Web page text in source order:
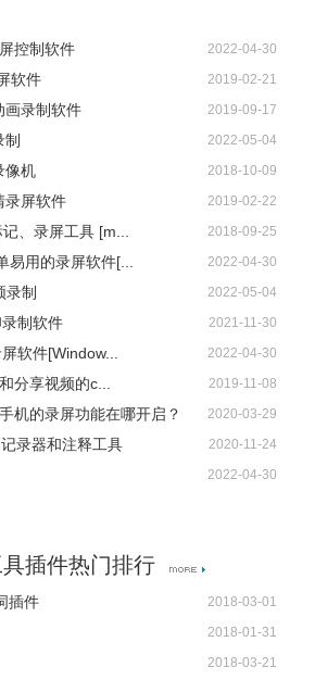
控制软件 2022-04-30
软件 2019-02-21
画录制软件 2019-09-17
2022-05-04
像机 2018-10-09
录屏软件 2019-02-22
、录屏工具 [m... 2018-09-25
用的录屏软件[... 2022-04-30
录制 2022-05-04
制软件 2021-11-30
软件[Window... 2022-04-30
分享视频的c... 2019-11-08
机的录屏功能在哪开启？ 2020-03-29
录器和注释工具 2020-11-24
2022-04-30
插件热门排行
插件 2018-03-01
2018-01-31
2018-03-21